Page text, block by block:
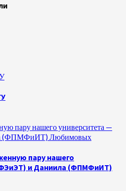
пару нашего университета —
(ФПМФиИТ) Любимовых
пару нашего
и Даниила (ФПМФиИТ)